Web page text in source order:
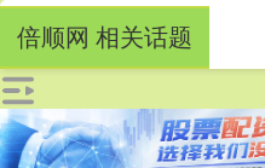
倍顺网 相关话题